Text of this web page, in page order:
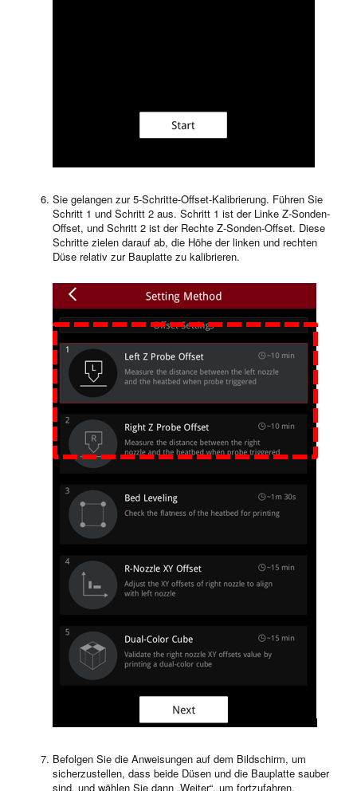
Sie gelangen zur 5-Schritte-Offset-Kalibrierung. Führen Sie
Schritt 1 und Schritt 2 aus. Schritt 1 ist der Linke Z-Sonden-
Offset, und Schritt 2 ist der Rechte Z-Sonden-Offset. Diese
Schritte zielen darauf ab, die Höhe der linken und rechten
Düse relativ zur Bauplatte zu kalibrieren.
Befolgen Sie die Anweisungen auf dem Bildschirm, um
sicherzustellen, dass beide Düsen und die Bauplatte sauber
sind, und wählen Sie dann „Weiter“, um fortzufahren.